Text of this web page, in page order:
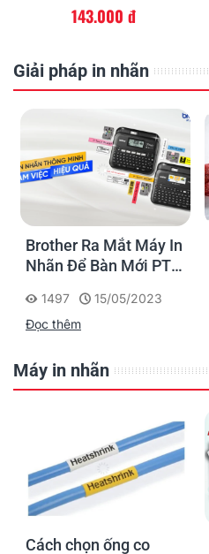
Thích DK-11204
143.000 đ
Giải pháp in nhãn
Brother Ra Mắt Máy In
Nhãn Để Bàn Mới PT-
- Giải Pháp Một Chạm
Cho Dân Văn Phòng
1497
15/05/2023
Đọc thêm
Máy in nhãn
Cách chọn ống co